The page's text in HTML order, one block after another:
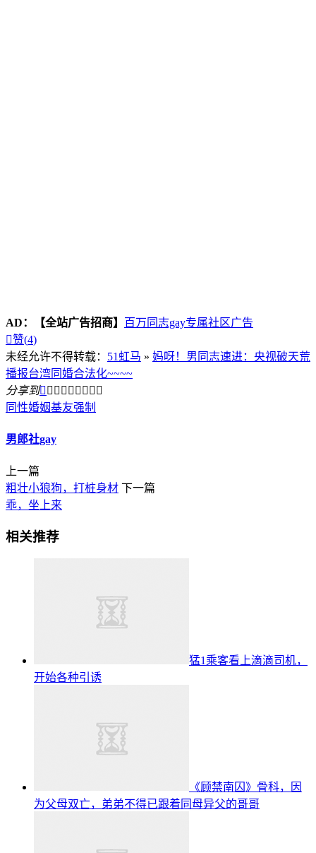
AD： 【全站广告招商】 百万同志gay专属社区广告
赞(4)
未经允许不得转载： 51虹马 » 妈呀！男同志速进：央视破天荒
播报台湾同婚合法化~~~~
分享到        
同性婚姻基友强制
男郎社gay
上一篇
粗壮小狼狗，打桩身材 下一篇
乖，坐上来
相关推荐
猛1乘客看上滴滴司机，
开始各种引诱
《顾禁南囚》骨科，因
为父母双亡，弟弟不得已跟着同母异父的哥哥